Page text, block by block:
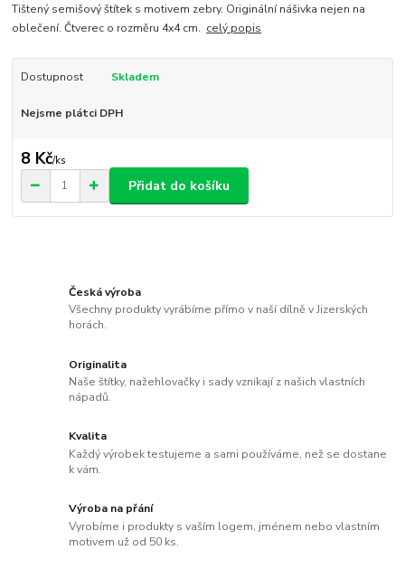
Tištený semišový štítek s motivem zebry. Originální nášivka nejen na
oblečení. Čtverec o rozměru 4x4 cm. celý popis
Dostupnost Skladem
Nejsme plátci DPH
8 Kč/ks
Přidat do košíku
Česká výroba
Všechny produkty vyrábíme přímo v naší dílně v Jizerských
horách.
Originalita
Naše štítky, nažehlovačky i sady vznikají z našich vlastních
nápadů.
Kvalita
Každý výrobek testujeme a sami používáme, než se dostane
k vám.
Výroba na přání
Vyrobíme i produkty s vaším logem, jménem nebo vlastním
motivem už od 50 ks.